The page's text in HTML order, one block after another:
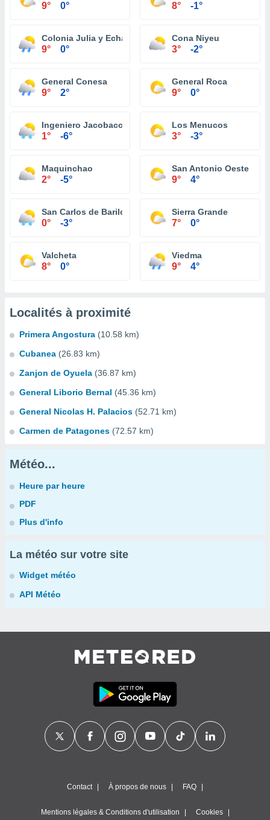
9° 0° 8° -1°
Colonia Julia y Echarren
9° 0°
Cona Niyeu
3° -2°
General Conesa
9° 2°
General Roca
9° 0°
Ingeniero Jacobacci
1° -6°
Los Menucos
3° -3°
Maquinchao
2° -5°
San Antonio Oeste
9° 4°
San Carlos de Bariloche
0° -3°
Sierra Grande
7° 0°
Valcheta
8° 0°
Viedma
9° 4°
Localités à proximité
Primera Angostura (10.58 km)
Cubanea (26.83 km)
Zanjon de Oyuela (36.87 km)
General Liborio Bernal (45.36 km)
General Nicolas H. Palacios (52.71 km)
Carmen de Patagones (72.57 km)
Météo...
Heure par heure
PDF
Plus d'info
La météo sur votre site
Widget météo
API Météo
Contact À propos de nous FAQ
Mentions légales & Conditions d'utilisation Cookies